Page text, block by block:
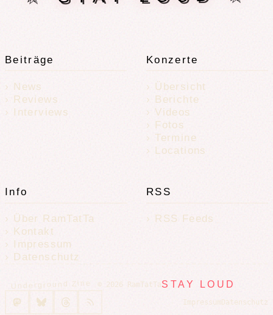
Beiträge
News
Reviews
Interviews
Konzerte
Übersicht
Berichte
Videos
Fotos
Termine
Locations
Info
Über RamTatTa
Kontakt
Impressum
Datenschutz
RSS
RSS Feeds
Underground Zine © 2026 RamTatTaSTAY LOUD
Impressum Datenschutz